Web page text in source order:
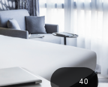
40